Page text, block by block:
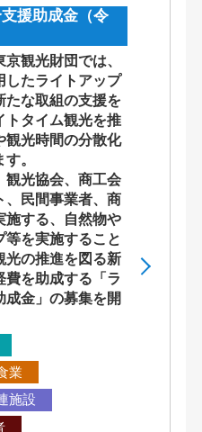
援助成金（令
観光財団では、
したライトアップ
たな取組の支援を
トタイム観光を推
観光時間の分散化
。
光協会、商工会
、民間事業者、商
施する、自然物や
を実施すること
光の推進を図る新
費を助成する「ラ
成金」の募集を開
業
施設